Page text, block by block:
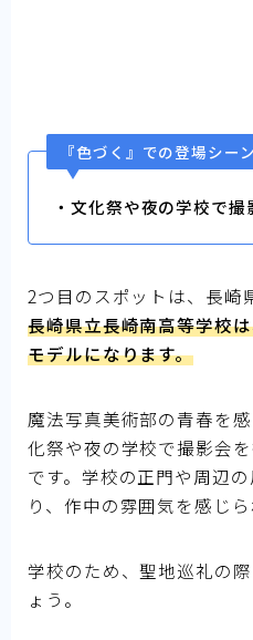
『色づく』での登場シーン
・文化祭や夜の学校で
2つ目のスポットは、長崎
長崎県立長崎南高等学校
モデルになります。
魔法写真美術部の青春を
化祭や夜の学校で撮影会
です。学校の正門や周辺
り、作中の雰囲気を感じら
学校のため、聖地巡礼の
ょう。